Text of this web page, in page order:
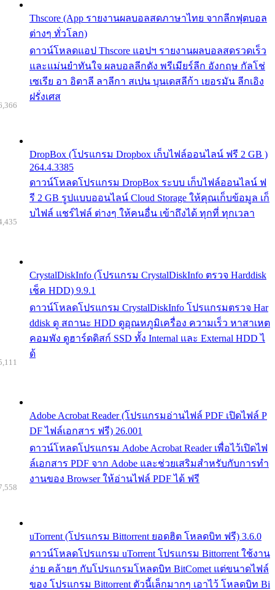
Thscore (App รายงานผลบอลสดภาษาไทย จากลีกฟุตบอล
ต่างๆ ทั่วโลก)
ดาวน์โหลดแอป Thscore แอปฯ รายงานผลบอลสดรวดเร็ว
และแม่นยำทันใจ ผลบอลลีกดัง พรีเมียร์ลีก อังกฤษ กัลโช่
เซเรีย อา อิตาลี ลาลีกา สเปน บุนเดสลีก้า เยอรมัน ลีกเอิง
ฝรั่งเศส
DropBox (โปรแกรม Dropbox เก็บไฟล์ออนไลน์ ฟรี 2 GB )
264.4.3385
ดาวน์โหลดโปรแกรม DropBox ระบบ เก็บไฟล์ออนไลน์ ฟ
รี 2 GB รูปแบบออนไลน์ Cloud Storage ให้คุณเก็บข้อมูล เก็
บไฟล์ แชร์ไฟล์ ต่างๆ ให้คนอื่น เข้าถึงได้ ทุกที่ ทุกเวลา
CrystalDiskInfo (โปรแกรม CrystalDiskInfo ตรวจ Harddisk
เช็ค HDD) 9.9.1
ดาวน์โหลดโปรแกรม CrystalDiskInfo โปรแกรมตรวจ Har
ddisk ดู สถานะ HDD ดูอุณหภูมิเครื่อง ความเร็ว หาสาเหต
คอมพัง ดูฮาร์ดดิสก์ SSD ทั้ง Internal และ External HDD ไ
ด้
Adobe Acrobat Reader (โปรแกรมอ่านไฟล์ PDF เปิดไฟล์ P
DF ไฟล์เอกสาร ฟรี) 26.001
ดาวน์โหลดโปรแกรม Adobe Acrobat Reader เพื่อไว้เปิดไฟ
ล์เอกสาร PDF จาก Adobe และช่วยเสริมสำหรับกับการทำ
งานของ Browser ให้อ่านไฟล์ PDF ได้ ฟรี
uTorrent (โปรแกรม Bittorrent ยอดฮิต โหลดบิท ฟรี) 3.6.0
ดาวน์โหลดโปรแกรม uTorrent โปรแกรม Bittorrent ใช้งาน
ง่าย คล้ายๆ กับโปรแกรมโหลดบิท BitComet แต่ขนาดไฟล์
ของ โปรแกรม Bittorrent ตัวนี้เล็กมากๆ เอาไว้ โหลดบิท Bi